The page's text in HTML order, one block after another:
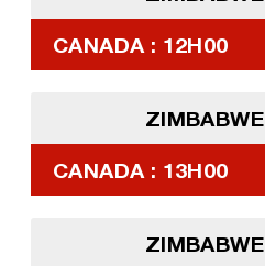
CANADA : 12H00
CANADA : 13H00